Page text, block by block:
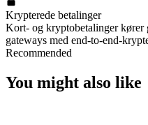
Krypterede betalinger
Kort- og kryptobetalinger kører
gateways med end-to-end-
Recommended
You might also like